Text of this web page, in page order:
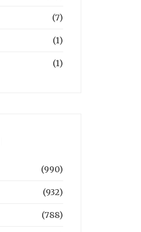
(7)
(1)
(1)
(990)
(932)
(788)